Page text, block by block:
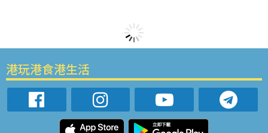
港玩港食港生活